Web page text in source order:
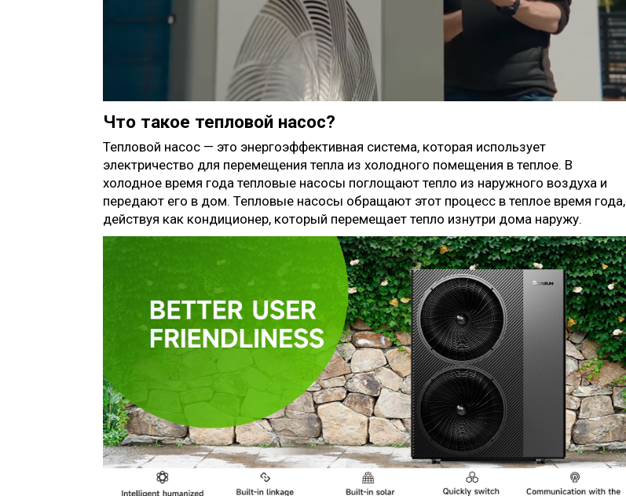
Что такое тепловой насос?
Тепловой насос — это энергоэффективная система, которая использует
электричество для перемещения тепла из холодного помещения в теплое. В
холодное время года тепловые насосы поглощают тепло из наружного воздуха и
передают его в дом. Тепловые насосы обращают этот процесс в теплое время года,
действуя как кондиционер, который перемещает тепло изнутри дома наружу.